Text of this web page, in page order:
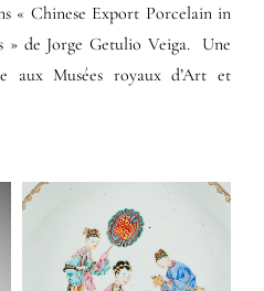
« Chinese Export Porcelain in
» de Jorge Getulio Veiga. Une
aux Musées royaux d’Art et